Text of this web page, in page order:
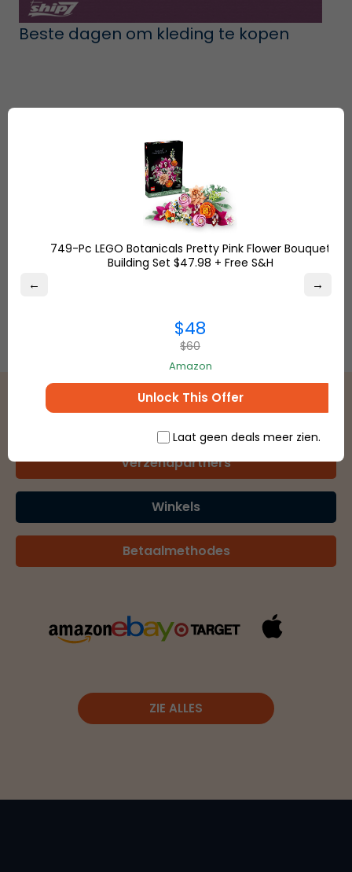
Beste dagen om kleding te kopen
Cybermaandag aanbiedingen
Verzendpartners
Winkels
Betaalmethodes
ZIE ALLES
← →
749-Pc LEGO Botanicals Pretty Pink Flower Bouquet
Building Set $47.98 + Free S&H
$48
$60
Amazon
Unlock This Offer
Laat geen deals meer zien.